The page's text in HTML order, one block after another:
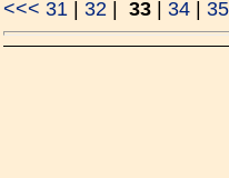
<<< 31 32 33 34 35